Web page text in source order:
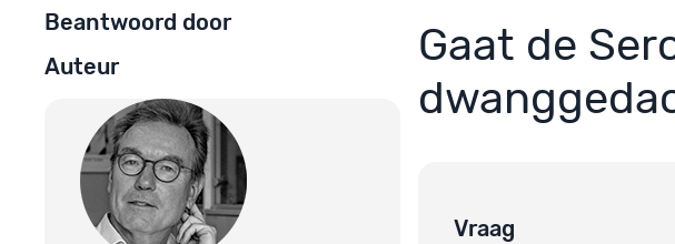
Beantwoord door
Auteur
Gaat de
Vraag